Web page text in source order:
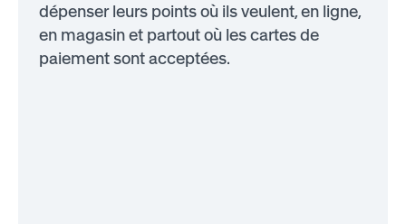
dépenser leurs points où ils veulent, en ligne,
en magasin et partout où les cartes de
paiement sont acceptées.